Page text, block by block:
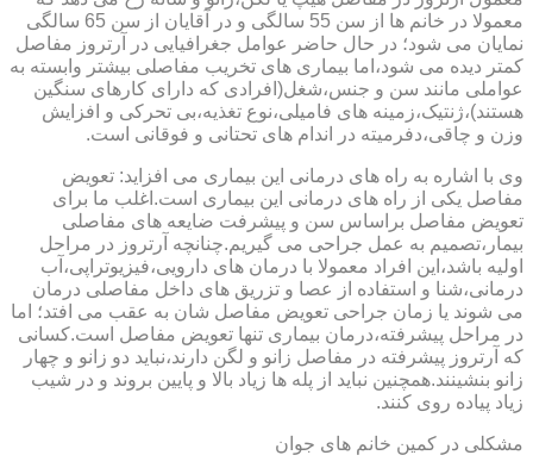
معمولا در خانم ها از سن 55 سالگی و در آقایان از سن 65 سالگی
نمایان می شود؛ در حال حاضر عوامل جغرافیایی در آرتروز مفاصل
کمتر دیده می شود،اما بیماری های تخریب مفاصلی بیشتر وابسته به
عواملی مانند سن و جنس،شغل(افرادی که دارای کارهای سنگین
هستند)،ژنتیک،زمینه های فامیلی،نوع تغذیه،بی تحرکی و افزایش
وزن و چاقی،دفرمیته در اندام های تحتانی و فوقانی است.
وی با اشاره به راه های درمانی این بیماری می افزاید: تعویض
مفاصل یکی از راه های درمانی این بیماری است.اغلب ما برای
تعویض مفاصل براساس سن و پیشرفت ضایعه های مفاصلی
بیمار،تصمیم به عمل جراحی می گیریم.چنانچه آرتروز در مراحل
اولیه باشد،این افراد معمولا با درمان های دارویی،فیزیوتراپی،آب
درمانی،شنا و استفاده از عصا و تزریق های داخل مفاصلی درمان
می شوند یا زمان جراحی تعویض مفاصل شان به عقب می افتد؛ اما
در مراحل پیشرفته،درمان بیماری تنها تعویض مفاصل است.کسانی
که آرتروز پیشرفته در مفاصل زانو و لگن دارند،نباید دو زانو و چهار
زانو بنشینند.همچنین نباید از پله ها زیاد بالا و پایین بروند و در شیب
زیاد پیاده روی کنند.
مشکلی در کمین خانم های جوان